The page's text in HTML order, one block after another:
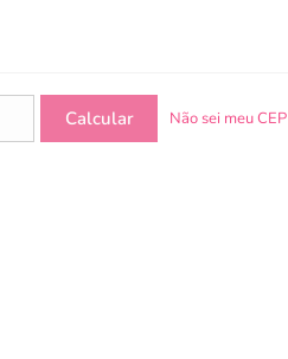
Não sei meu CEP